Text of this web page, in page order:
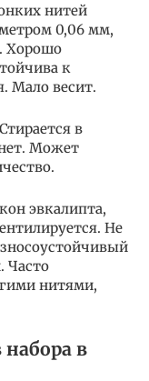
нитей
0,06 мм,
Хорошо
к
Мало весит.
в
Может
эвкалипта,
Не
Часто
нитями,
в